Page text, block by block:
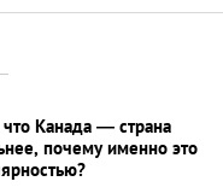
Канада — страна
почему именно это